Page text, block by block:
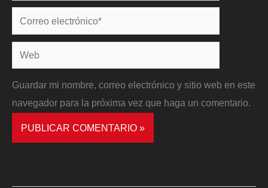
Correo
electrónico*
Web
Guardar mi nombre, correo electrónico y sitio web en este
navegador para la próxima vez que haga un comentario.